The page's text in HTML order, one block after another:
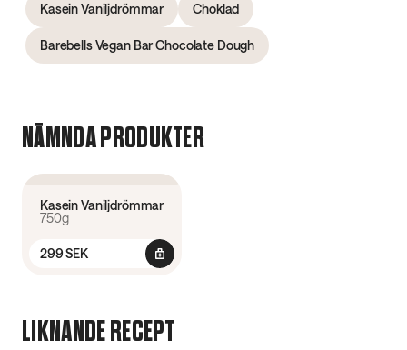
Kasein Vaniljdrömmar
Choklad
Barebells Vegan Bar Chocolate Dough
NÄMNDA PRODUKTER
Kasein Vaniljdrömmar
750g
299 SEK
LIKNANDE RECEPT